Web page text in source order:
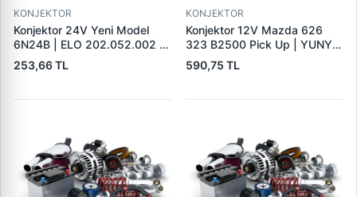
KONJEKTOR
Konjektor 24V Yeni Model
6N24B | ELO 202.052.002 |
OEM 9190110032
9190331303 CRE30104AS
CQ1010539 VRF110A
253,66 TL
KONJEKTOR
Konjektor 12V Mazda 626
323 B2500 Pick Up | YUNYI
06-050 | OEM 23127VB310
231150V010
590,75 TL